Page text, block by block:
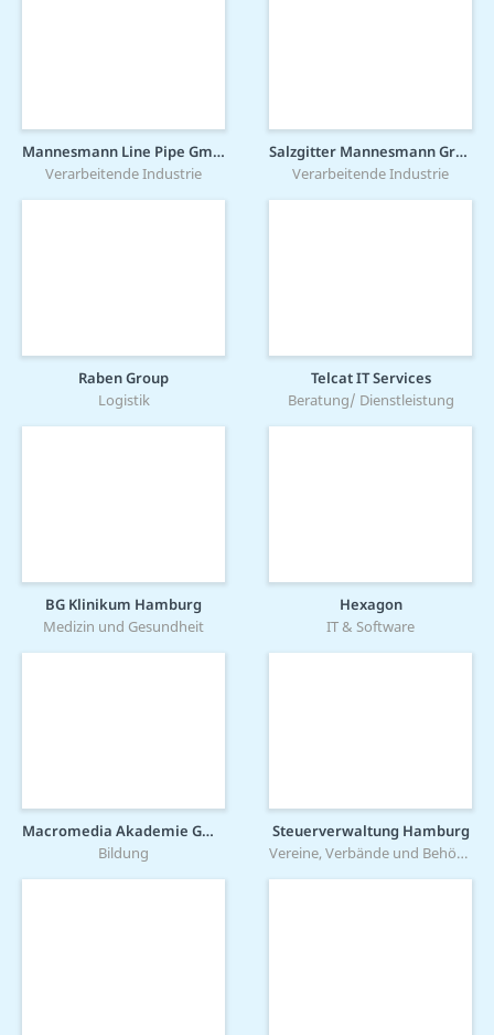
Mannesmann Line Pipe GmbH
Verarbeitende Industrie
Salzgitter Mannesmann Grobblech GmbH
Verarbeitende Industrie
Raben Group
Logistik
Telcat IT Services
Beratung/ Dienstleistung
BG Klinikum Hamburg
Medizin und Gesundheit
Hexagon
IT & Software
Macromedia Akademie GmbH
Bildung
Steuerverwaltung Hamburg
Vereine, Verbände und Behörden